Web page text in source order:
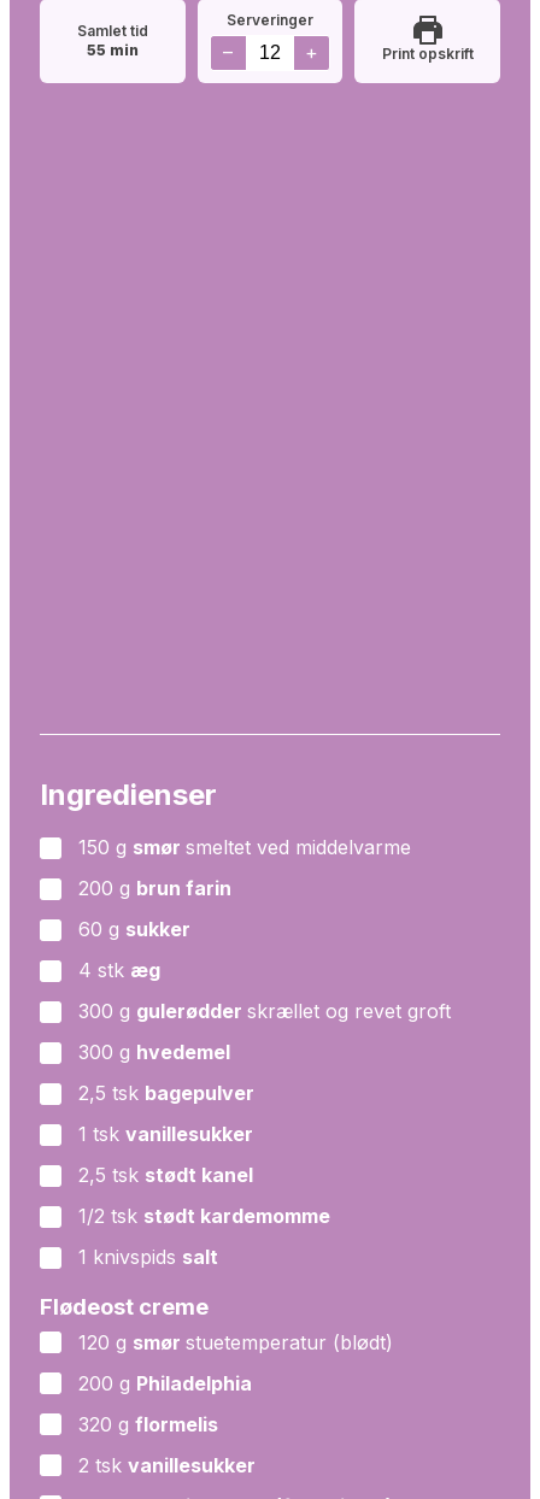
Samlet tid
55minutter
min
Serveringer
– + Print opskrift
Ingredienser
▢
150 g smør smeltet ved middelvarme
▢
200 g brun farin
▢
60 g sukker
▢
4 stk æg
▢
300 g gulerødder skrællet og revet groft
▢
300 g hvedemel
▢
2,5 tsk bagepulver
▢
1 tsk vanillesukker
▢
2,5 tsk stødt kanel
▢
1/2 tsk stødt kardemomme
▢
1 knivspids salt
Flødeost creme
▢
120 g smør stuetemperatur (blødt)
▢
200 g Philadelphia
▢
320 g flormelis
▢
2 tsk vanillesukker